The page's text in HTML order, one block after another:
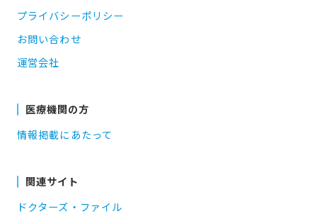
プライバシーポリシー
お問い合わせ
運営会社
医療機関の方
情報掲載にあたって
関連サイト
ドクターズ・ファイル